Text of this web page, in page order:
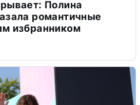
Полина
романтичные
избранником